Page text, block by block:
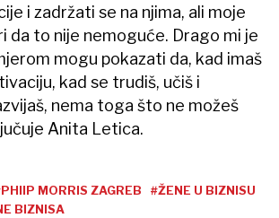
i zadržati se na njima, ali moje
da to nije nemoguće. Drago mi je
mogu pokazati da, kad imaš
kad se trudiš, učiš i
nema toga što ne možeš
Anita Letica.
MORRIS ZAGREB
#ŽENE U BIZNISU
BIZNISA